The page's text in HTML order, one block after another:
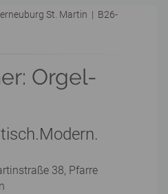
St. Martin | B26-
Orgel-
38, Pfarre